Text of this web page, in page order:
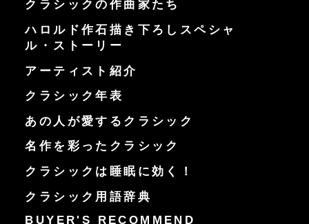
クラシックの作曲家たち
ハロルド作石描き下ろしスペシャ
ル・ストーリー
アーティスト紹介
クラシック年表
あの人が愛するクラシック
名作を彩ったクラシック
クラシックは睡眠に効く！
クラシック用語辞典
BUYER'S RECOMMEND